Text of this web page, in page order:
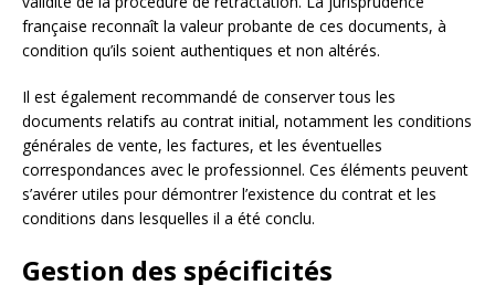
française reconnaît la valeur probante de ces documents, à
condition qu’ils soient authentiques et non altérés.
Il est également recommandé de conserver tous les
documents relatifs au contrat initial, notamment les conditions
générales de vente, les factures, et les éventuelles
correspondances avec le professionnel. Ces éléments peuvent
s’avérer utiles pour démontrer l’existence du contrat et les
conditions dans lesquelles il a été conclu.
Gestion des spécificités